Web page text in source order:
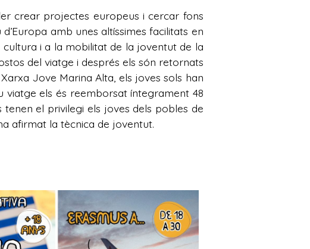
crear projectes europeus i cercar fons
amb unes altíssimes facilitats en
cultura i a la mobilitat de la joventut de la
del viatge i després els són retornats
Jove Marina Alta, els joves sols han
viatge els és reemborsat íntegrament 48
tenen el privilegi els joves dels pobles de
afirmat la tècnica de joventut.